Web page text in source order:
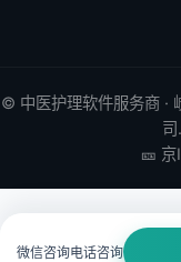
微信咨询电话咨询
© 中医护理软件服务商 ·
🎫